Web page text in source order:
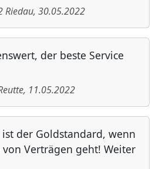
Riedau, 30.05.2022
der beste Service
, 11.05.2022
der Goldstandard, wenn
Verträgen geht! Weiter